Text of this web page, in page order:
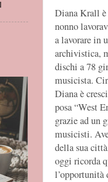
Diana Krall è
nonno
a lavorare in
archivistica,
dischi a 78
musicista.
Diana è
posa “West
grazie ad un
musicisti.
della sua
oggi ricorda
l’opportunità